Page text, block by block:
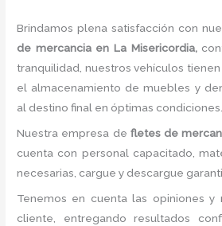
Brindamos plena satisfacción con
de mercancia en La Misericordia,
tranquilidad, nuestros vehículos
el almacenamiento de muebles y
al destino final en óptimas condiciones.
Nuestra empresa de fletes de
cuenta con personal capacitado,
necesarias, cargue y descargue
Tenemos en cuenta las opiniones y
cliente, entregando resultados